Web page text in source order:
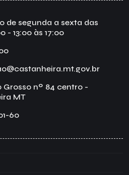
de segunda a sexta das
- 13:00 às 17:00
Grosso nº 84 centro -
MT
60